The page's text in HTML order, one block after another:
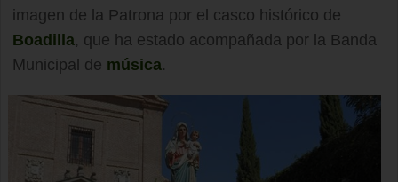
imagen de la Patrona por el casco histórico de
Boadilla, que ha estado acompañada por la Banda
Municipal de música.